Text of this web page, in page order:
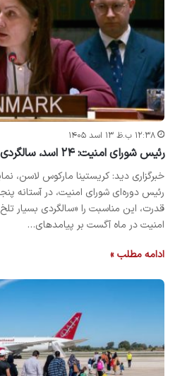
۱۲:۳۸ ب.ظ ۱۳ اسد ۱۴۰۵
رئیس شورای امنیت: ۲۴ اسد، سالگردی تلخ برای افغانستان است
خبرگزاری دید: کریستینا مارکوس لاسن،
رئیس دوره‌ای شورای امنیت، در آستانه
قدرت، این مناسبت را «سالگردی بسیار
امنیت در ماه آگست بر پیامدهای…
ادامه مطلب »